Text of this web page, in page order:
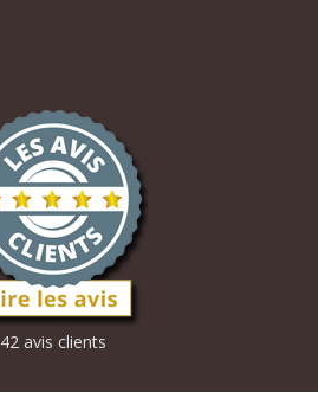
42 avis clients